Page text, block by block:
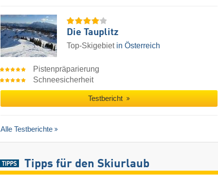
Die Tauplitz
Top-Skigebiet in Österreich
Pistenpräparierung
Schneesicherheit
Testbericht
Alle Testberichte
Tipps für den Skiurlaub